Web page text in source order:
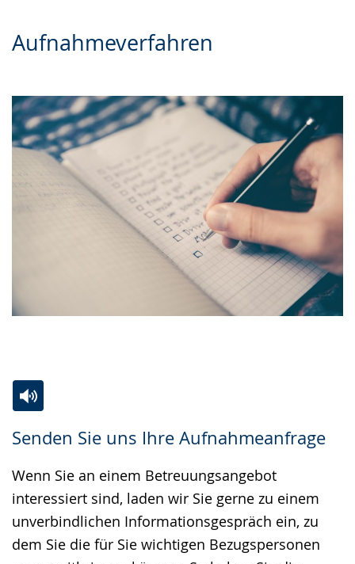
Aufnahmeverfahren
Senden Sie uns Ihre Aufnahmeanfrage
Leichten
Sprache
wechseln.
Audio-
Unterstützung.
Video
in
Deutscher
Gebärdensprache
wird
angezeigt.
Wenn Sie an einem Betreuungsangebot
interessiert sind, laden wir Sie gerne zu einem
unverbindlichen Informationsgespräch ein, zu
dem Sie die für Sie wichtigen Bezugspersonen